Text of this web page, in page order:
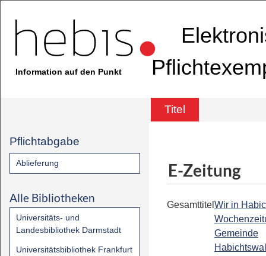
Information auf den Punkt
Titel
Pflichtabgabe
Ablieferung
Alle Bibliotheken
Universitäts- und
Landesbibliothek Darmstadt
Universitätsbibliothek Frankfurt
E-Zeitung
Gesamttitel Wir in
Gemeinde